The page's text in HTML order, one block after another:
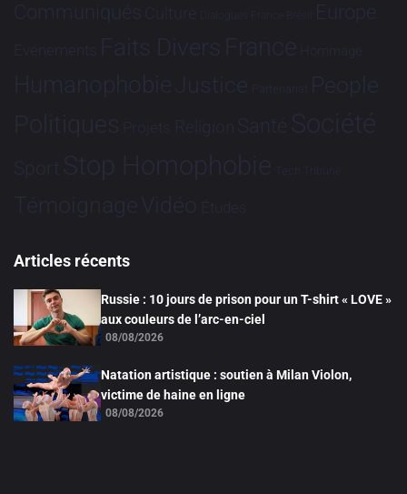
Communiqués Culture Dialogues France-Brésil Europe
Evénements Faits Divers France Hommage
HumanophobieJustice Partenariat People
Politiques Projets Religion Santé Société
Sport Stop Homophobie Tech Tribune
TémoignageVidéo Études
Articles récents
Russie : 10 jours de prison pour un T-shirt « LOVE »
aux couleurs de l’arc-en-ciel
08/08/2026
Natation artistique : soutien à Milan Violon,
victime de haine en ligne
08/08/2026